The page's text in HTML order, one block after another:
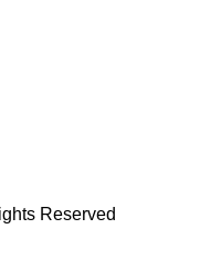
Reserved